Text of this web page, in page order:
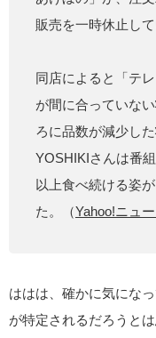
販売を一時休止し
同店によると「テ
が間に合っていな
ろに品数が減少し
YOSHIKIさんは番
以上食べ続ける姿
た。（Yahoo!ニュ
ははは、確かに気にな
が特定されるだろうと